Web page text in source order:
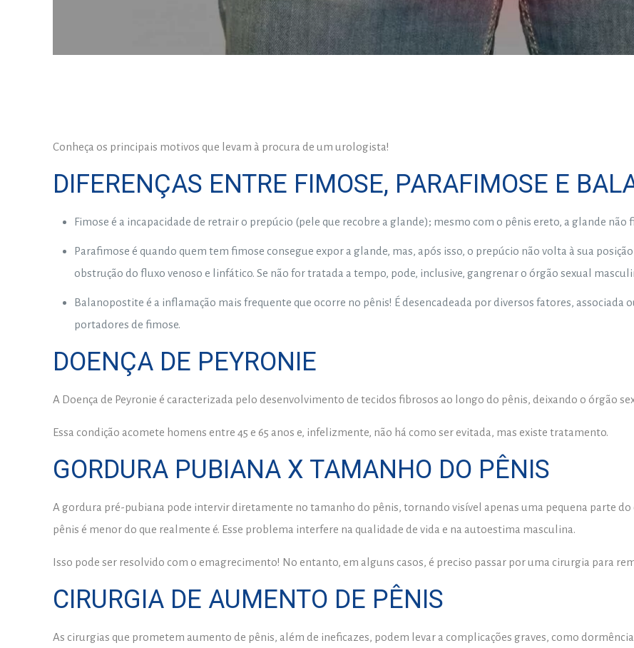
Conheça os principais motivos que levam à procura de um urologista!
DIFERENÇAS ENTRE FIMOSE, PARAFIMOSE E
Fimose é a incapacidade de retrair o prepúcio (pele que recobre a glande); mesmo com o pênis ereto, a glande não
Parafimose é quando quem tem fimose consegue expor a glande, mas, após isso, o prepúcio não volta à sua
obstrução do fluxo venoso e linfático. Se não for tratada a tempo, pode, inclusive, gangrenar o órgão sexual
Balanopostite é a inflamação mais frequente que ocorre no pênis! É desencadeada por diversos fatores, associada
portadores de fimose.
DOENÇA DE PEYRONIE
A Doença de Peyronie é caracterizada pelo desenvolvimento de tecidos fibrosos ao longo do pênis, deixando o órgão
Essa condição acomete homens entre 45 e 65 anos e, infelizmente, não há como ser evitada, mas existe tratamento.
GORDURA PUBIANA X TAMANHO DO PÊNIS
A gordura pré-pubiana pode intervir diretamente no tamanho do pênis, tornando visível apenas uma pequena parte
pênis é menor do que realmente é. Esse problema interfere na qualidade de vida e na autoestima masculina.
Isso pode ser resolvido com o emagrecimento! No entanto, em alguns casos, é preciso passar por uma cirurgia para
CIRURGIA DE AUMENTO DE PÊNIS
As cirurgias que prometem aumento de pênis, além de ineficazes, podem levar a complicações graves, como